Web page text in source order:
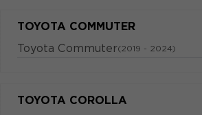
TOYOTA COMMUTER
Toyota Commuter(2019 - 2024)
TOYOTA COROLLA